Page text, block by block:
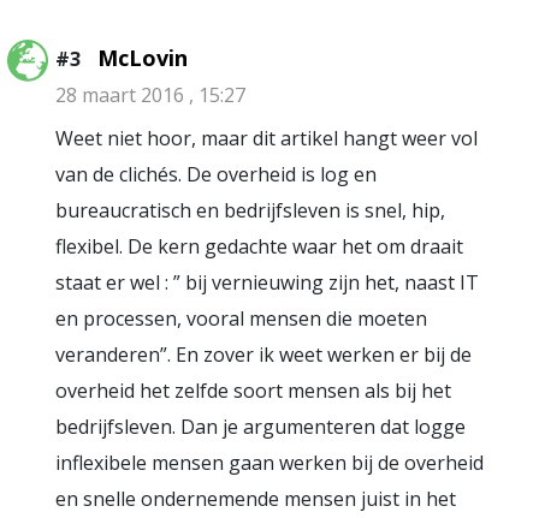
#3 McLovin
28 maart 2016 , 15:27
Weet niet hoor, maar dit artikel hangt weer vol
van de clichés. De overheid is log en
bureaucratisch en bedrijfsleven is snel, hip,
flexibel. De kern gedachte waar het om draait
staat er wel : ” bij vernieuwing zijn het, naast IT
en processen, vooral mensen die moeten
veranderen”. En zover ik weet werken er bij de
overheid het zelfde soort mensen als bij het
bedrijfsleven. Dan je argumenteren dat logge
inflexibele mensen gaan werken bij de overheid
en snelle ondernemende mensen juist in het